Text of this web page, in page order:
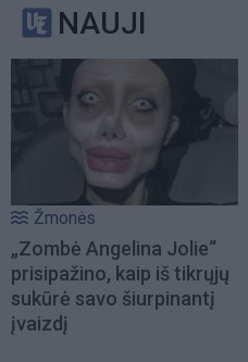
NAUJI
Žmonės
„Zombė Angelina Jolie“
prisipažino, kaip iš tikrųjų
sukūrė savo šiurpinantį
įvaizdį